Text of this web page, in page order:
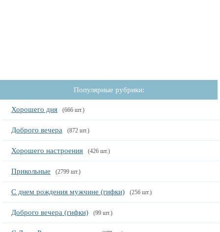
Популярные рубрики:
Хорошего дня (666 шт.)
Доброго вечера (872 шт.)
Хорошего настроения (426 шт.)
Прикольные (2799 шт.)
С днем рождения мужчине (гифки) (256 шт.)
Доброго вечера (гифки) (99 шт.)